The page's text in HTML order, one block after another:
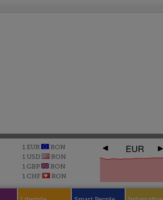
1 EUR
RON
1 USD
RON
1 GBP
RON
1 CHF
RON
EUR